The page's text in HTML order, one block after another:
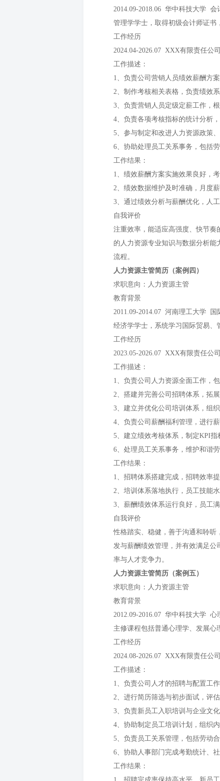
2014.09-2018.06 华中科技大学
管理学学士，取得初级会计师证
工作经历
2024.04-2026.07 XXX有限责任公
工作描述：
1、负责公司营销人员绩效薪酬方
2、制作考核相关表格，负责绩效
3、负责营销人员定级定薪工作，
4、负责各项考核指标的统计分析
5、参与制定和改进人力资源政策
6、协助处理员工关系事务，包括
工作结果：
1、绩效薪酬方案实施效果良好，
2、绩效数据维护及时准确，月度
3、通过绩效分析与薪酬优化，人
自我评价
注重效率，能适应高强度、快节
的人力资源专业知识与数据分析
流程。
人力资源主管简历（案例四）
求职意向：人力资源主管
教育背景
2011.09-2014.07 河南理工大学
经济学学士，系统学习国际贸易
工作经历
2023.05-2026.07 XXX有限责任公
工作描述：
1、负责公司人力资源全面工作，
2、搭建并完善公司招聘体系，拓
3、建立并优化公司培训体系，组
4、负责公司薪酬福利管理，进行
5、建立绩效考核体系，制定KPI
6、处理员工关系事务，维护和谐
工作结果：
1、招聘体系搭建完成，招聘效率
2、培训体系落地执行，员工技能
3、薪酬绩效体系运行良好，员工
自我评价
性格踏实、稳健，善于沟通和聆听
发与薪酬绩效管理，并有效满足
率与人才竞争力。
人力资源主管简历（案例五）
求职意向：人力资源主管
教育背景
2012.09-2016.07 华中科技大学
主修课程包括普通心理学、发展
工作经历
2024.08-2026.07 XXX有限责任公
工作描述：
1、负责公司人才的招聘与配置工
2、进行简历筛选与初步面试，评
3、负责新员工入职培训与企业文
4、协助制定员工培训计划，组织
5、负责员工关系管理，包括劳动
6、协助人事部门完成考勤统计、
工作结果：